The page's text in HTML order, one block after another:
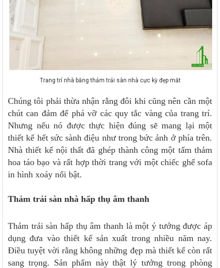
Trang trí nhà bằng thảm trải sàn nhà cực kỳ đẹp mắt
Chúng tôi phải thừa nhận rằng đôi khi cũng nên cần một
chút can đảm để phá vỡ các quy tắc vàng của trang trí.
Nhưng nếu nó được thực hiện đúng sẽ mang lại một
thiết kế hết sức sành điệu như trong bức ảnh ở phía trên.
Nhà thiết kế nội thất đã ghép thành công một tấm thảm
hoa táo bạo và rất hợp thời trang với một chiếc ghế sofa
in hình xoáy nổi bật.
Thảm trải sàn nhà hấp thụ âm thanh
Thảm trải sàn hấp thụ âm thanh là một ý tưởng được áp
dụng đưa vào thiết kế sản xuất trong nhiều năm nay.
Điều tuyệt vời rằng không những đẹp mà thiết kế còn rất
sang trọng. Sản phẩm này thật lý tưởng trong phòng